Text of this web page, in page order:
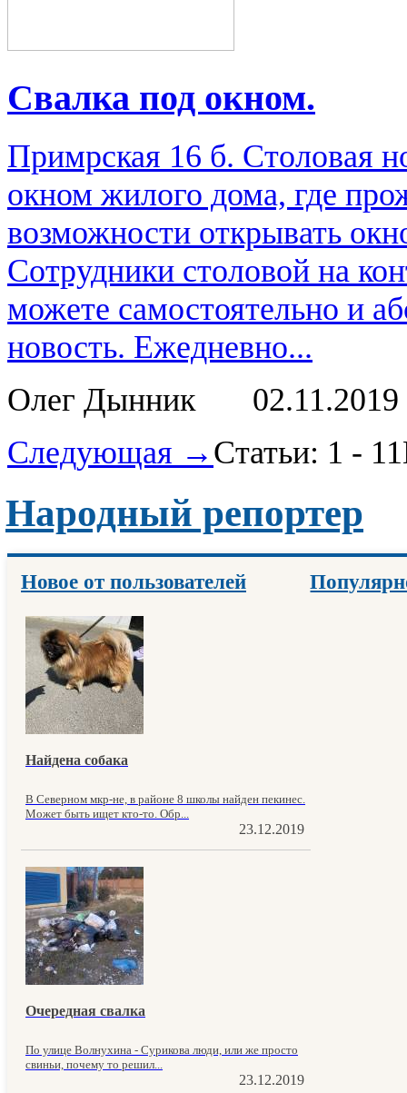
Свалка под окном.
Примрская 16 б. Столовая
окном жилого дома, где
возможности открывать
Сотрудники столовой на
можете самостоятельно и
новость. Ежедневно...
Олег Дынник
02.11.2019
Следующая → Статьи: 1 - 11
Народный репортер
Новое от пользователей
Найдена собака
В Северном мкр-не, в районе 8 школы найден пекинес.
Может быть ищет кто-то. Обр...
23.12.2019
Очередная свалка
По улице Волнухина - Сурикова люди, или же просто
свиньи, почему то решил...
23.12.2019